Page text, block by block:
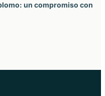
un compromiso con